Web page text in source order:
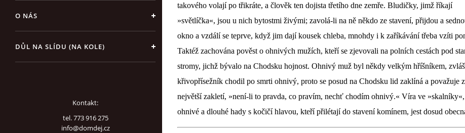
O NÁS
DŮL NA SLÍDU (NA KOLE)
Kontakt:
tel. 773 916 275
info@domdej.cz
takového volají po třikráte, a člověk ten dojista třetího dne zemře. Bludičky, jimž říkají
»světlíčka«, jsou u nich bytostmi živými; zavolá-li na ně někdo ze stavení, přijdou a
okno a vzdálí se teprve, když jim dají kousek chleba, mnohdy i k zaříkávání třeba vzíti
Taktéž zachována pověst o ohnivých mužích, kteří se zjevovali na polních cestách pod
stromy, jichž bývalo na Chodsku hojnost. Ohnivý muž byl někdy velkým hříšníkem,
křivopřísežník chodil po smrti ohnivý, proto se posud na Chodsku lid zaklíná a považuje
největší zakletí, »není-li to pravda, co pravím, nechť chodím ohnivý.« Víra ve »skalníky«,
ohnivé a dlouhé hady s kočičí hlavou, kteří přilétají do stavení komínem, jest dosud